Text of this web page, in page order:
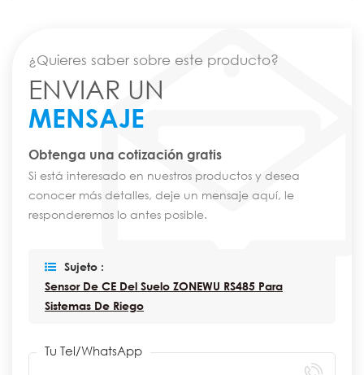
¿Quieres saber sobre este producto?
ENVIAR UN
MENSAJE
Obtenga una cotización gratis
Si está interesado en nuestros productos y desea
conocer más detalles, deje un mensaje aquí, le
responderemos lo antes posible.
Sujeto :
Sensor De CE Del Suelo ZONEWU RS485 Para
Sistemas De Riego
Tu Tel/WhatsApp